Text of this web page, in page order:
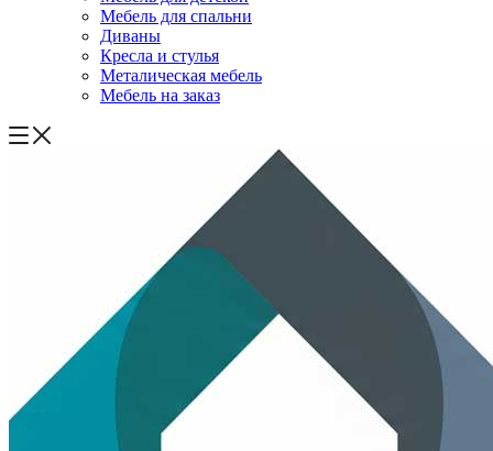
Мебель для спальни
Диваны
Кресла и стулья
Металическая мебель
Мебель на заказ